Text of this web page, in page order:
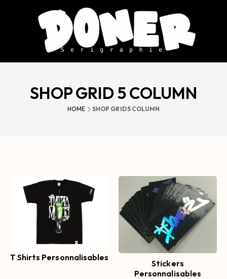
SHOP GRID 5 COLUMN
HOME SHOP GRID 5 COLUMN
T Shirts Personnalisables
Stickers
Personnalisables